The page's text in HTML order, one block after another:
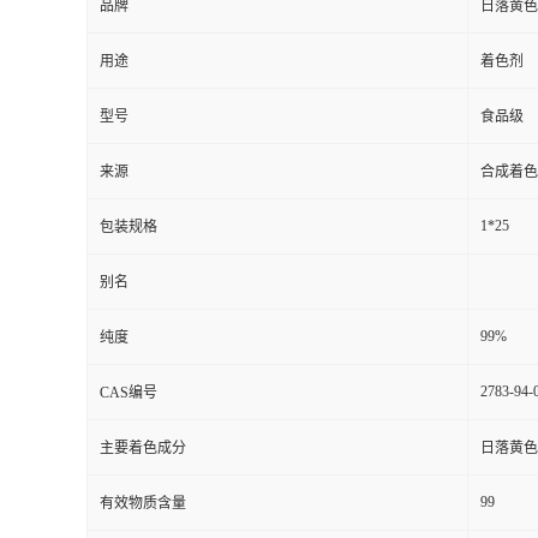
品牌 日落黄
用途 着色剂
型号 食品级
来源 合成着色
包装规格 1*25
别名
纯度 99%
CAS编号 2783-94-
主要着色成分 日落黄
有效物质含量 99